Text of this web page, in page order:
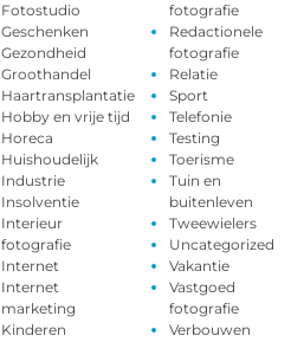
Fotostudio
Geschenken
Gezondheid
Groothandel
Haartransplantatie
Hobby en vrije tijd
Horeca
Huishoudelijk
Industrie
Insolventie
Interieur
fotografie
Internet
Internet
marketing
Kinderen
fotografie
Redactionele
fotografie
Relatie
Sport
Telefonie
Testing
Toerisme
Tuin en
buitenleven
Tweewielers
Uncategorized
Vakantie
Vastgoed
fotografie
Verbouwen